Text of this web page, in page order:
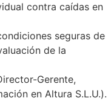
contra caídas en
seguras de
de la
Gerente,
en Altura S.L.U.).